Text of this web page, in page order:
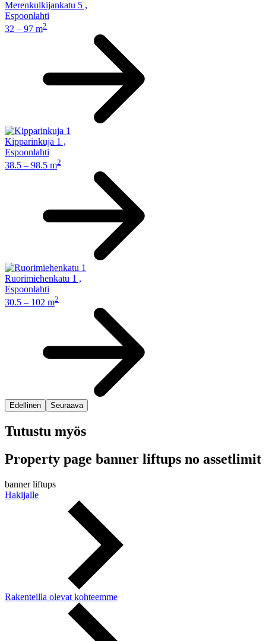
Merenkulkijankatu 5 ,
Espoonlahti
32 – 97 m2
Kipparinkuja 1 ,
Espoonlahti
38.5 – 98.5 m2
Ruorimiehenkatu 1 ,
Espoonlahti
30.5 – 102 m2
Edellinen Seuraava
Tutustu myös
Property page banner liftups no assetlimit
banner liftups
Hakijalle
Rakenteilla olevat kohteemme